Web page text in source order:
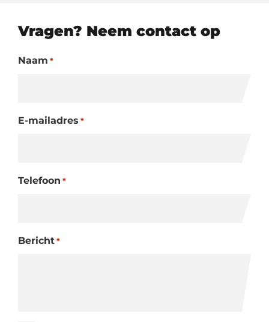
Vragen? Neem contact op
Naam *
E-mailadres *
Telefoon *
Bericht *